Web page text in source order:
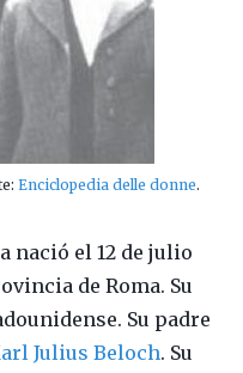
Enciclopedia delle donne.
nació el 12 de julio
de Roma. Su
Su padre
Julius Beloch. Su